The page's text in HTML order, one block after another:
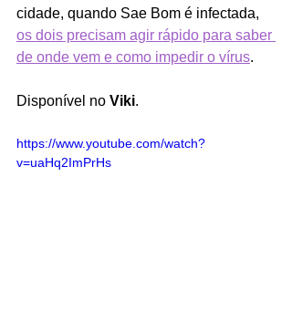
cidade, quando Sae Bom é infectada,
os dois precisam agir rápido para saber
de onde vem e como impedir o vírus.
Disponível no Viki.
https://www.youtube.com/watch?
v=uaHq2ImPrHs